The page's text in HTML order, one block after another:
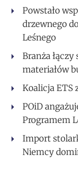
Powstało
drzewnego
Leśnego
Branża
materiałów
Koalicja ETS
POiD
Programem
Import
Niemcy